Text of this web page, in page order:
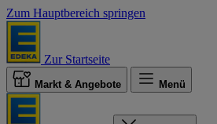
Zum Hauptbereich springen
Zur Startseite
Markt & Angebote Menü